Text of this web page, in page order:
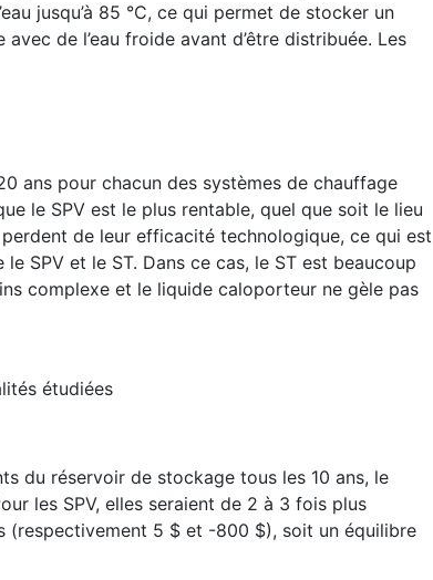
jusqu’à 85 °C, ce qui permet de stocker un
de l’eau froide avant d’être distribuée. Les
ans pour chacun des systèmes de chauffage
le SPV est le plus rentable, quel que soit le lieu
de leur efficacité technologique, ce qui est
SPV et le ST. Dans ce cas, le ST est beaucoup
complexe et le liquide caloporteur ne gèle pas
étudiées
du réservoir de stockage tous les 10 ans, le
les SPV, elles seraient de 2 à 3 fois plus
(respectivement 5 $ et -800 $), soit un équilibre